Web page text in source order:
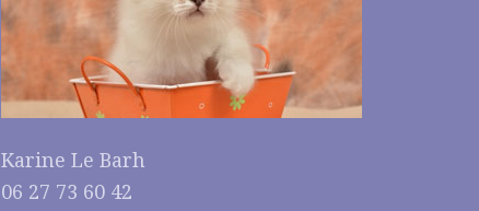
Karine Le Barh
06 27 73 60 42